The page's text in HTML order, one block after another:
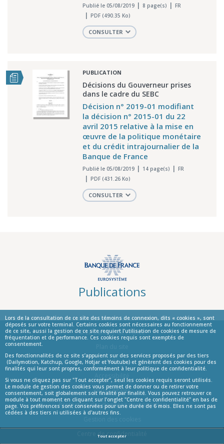
Lors de la consultation de ce site des témoins de connexion, dits « cookies », sont
déposés sur votre terminal. Certains cookies sont nécessaires au fonctionnement
de ce site, aussi la gestion de ce site requiert l’utilisation de cookies de mesure de
fréquentation et de performance. Ces cookies requis sont exemptés de
consentement.
Des fonctionnalités de ce site s’appuient sur des services proposés par des tiers
(Dailymotion, Katchup, Google, Hotjar et Youtube) et génèrent des cookies pour des
finalités qui leur sont propres, conformément à leur politique de confidentialité.
Si vous ne cliquez pas sur "Tout accepter", seul les cookies requis seront utilisés.
Le module de gestion des cookies vous permet de donner ou de retirer votre
consentement, soit globalement soit finalité par finalité. Vous pouvez retrouver ce
module à tout moment en cliquant sur l’onglet "Centre de confidentialité" en bas de
page. Vos préférences sont conservées pour une durée de 6 mois. Elles ne sont pas
cédées à des tiers ni utilisées à d'autres fins.
Tout accepter
Publié le 05/08/2019 8 page(s)
FR
PDF (490.35 Ko)
CONSULTER
PUBLICATION
Décisions du Gouverneur prises
dans le cadre du SEBC
Décision n° 2019-01 modifiant
la décision n° 2015-01 du 22
avril 2015 relative à la mise en
œuvre de la politique monétaire
et du crédit intrajournalier de la
Banque de France
Publié le 05/08/2019 14 page(s)
FR
PDF (431.26 Ko)
CONSULTER
Publications
© La Banque de France
Informations
Aide
Infos Légales
Protection des données personnelles
Centre de confidentialité